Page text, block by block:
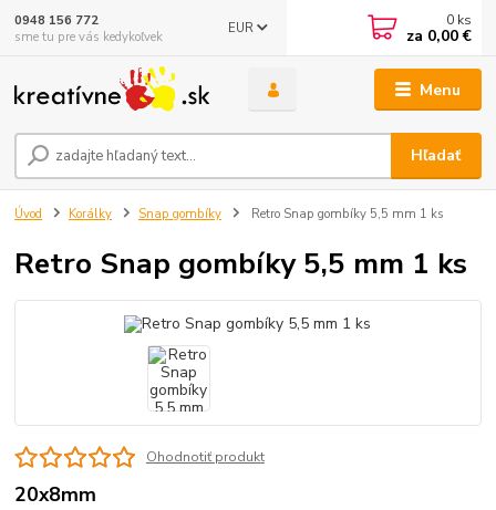
Menu
EUR
Hľadať
0948 156 772
sme tu pre vás kedykoľvek
0 ks
za 0,00 €
Úvod Korálky Snap gombíky Retro Snap gombíky 5,5 mm 1 ks
Retro Snap gombíky 5,5 mm 1 ks
Ohodnotiť produkt
20x8mm